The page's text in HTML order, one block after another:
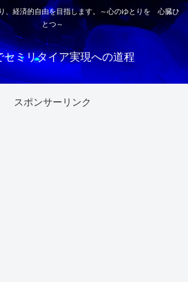
、経済的自由を目指します。～心のゆとりを 心臓ひ
とつ～
セミリタイア実現への道程
スポンサーリンク